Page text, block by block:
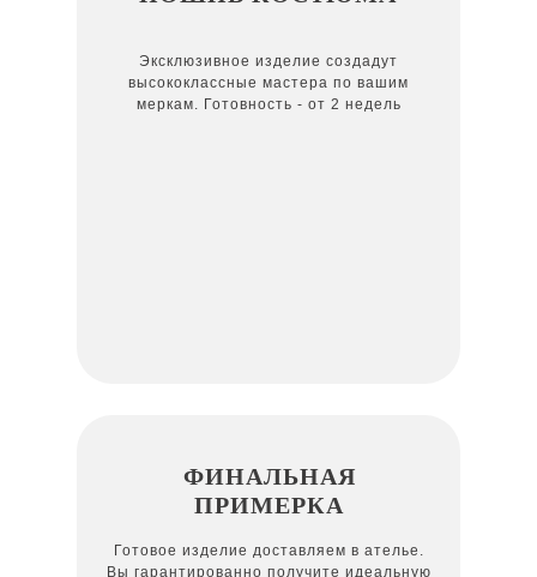
Готовое изделие доставляем в ателье.
Вы гарантированно получите идеальную
ФИНАЛЬНАЯ
ПРИМЕРКА
Эксклюзивное изделие создадут
высококлассные мастера по вашим
меркам. Готовность - от 2 недель